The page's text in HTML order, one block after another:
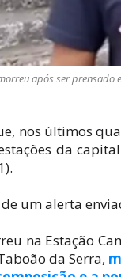
após ser prensado
nos últimos
da
um alerta
na Estação
da Serra,